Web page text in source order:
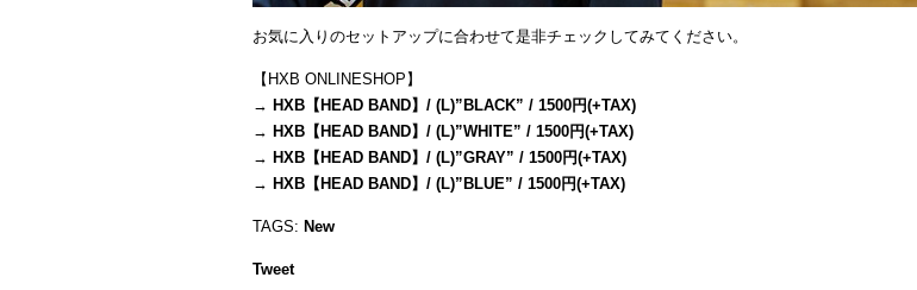
お気に入りのセットアップに合わせて是非チェックしてみてください。
【HXB ONLINESHOP】
→ HXB【HEAD BAND】/ (L)”BLACK” / 1500円(+TAX)
→ HXB【HEAD BAND】/ (L)”WHITE” / 1500円(+TAX)
→ HXB【HEAD BAND】/ (L)”GRAY” / 1500円(+TAX)
→ HXB【HEAD BAND】/ (L)”BLUE” / 1500円(+TAX)
TAGS: New
Tweet